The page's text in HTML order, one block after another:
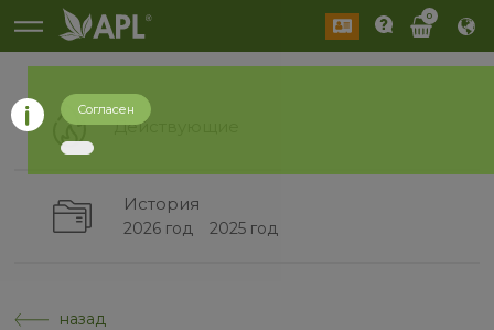
0
Действующие
История
2026 год 2025 год
назад
Согласен